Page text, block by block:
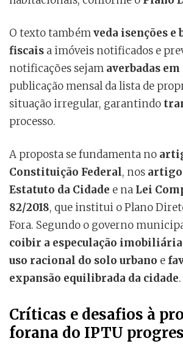
O texto tambémveda isenções e
fiscais a imóveis notificados e
notificações sejam averbadas
publicação mensal da lista de
situação irregular, garantindo
processo.
A proposta se fundamenta no
Constituição Federal, nos
Estatuto da Cidade e na Lei
82/2018, que institui o Plano
Fora. Segundo o governo
coibir a especulação imobiliária
uso racional do solo urbano e
expansão equilibrada da cidade.
Críticas e desafios à
forana do IPTU